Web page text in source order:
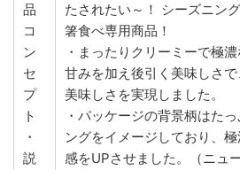
品
コ
ン
セ
プ
ト
・
説
たされたい～！ シーズニン
箸食べ専用商品！
・まったりクリーミーで極
甘みを加え後引く美味しさ
美味しさを実現しました。
・パッケージの背景柄はた
ングをイメージしており、
感をUPさせました。（ニュ